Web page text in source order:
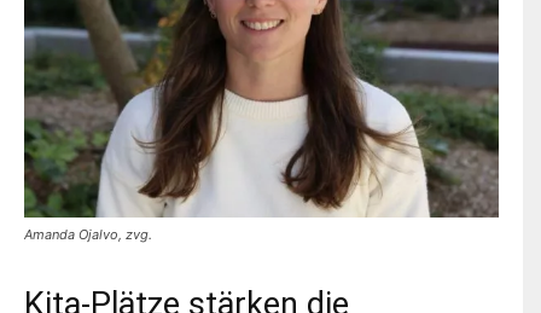
Amanda Ojalvo, zvg.
Kita-Plätze stärken die